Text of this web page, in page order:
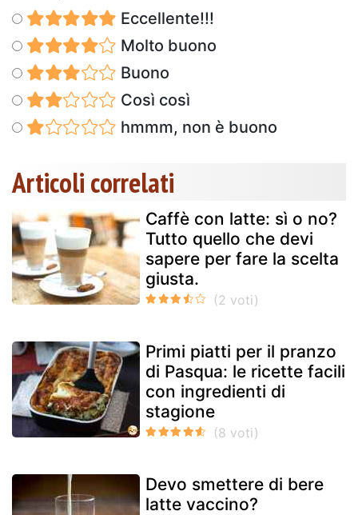
Eccellente!!!
Molto buono
Buono
Così così
hmmm, non è buono
Articoli correlati
Caffè con latte: sì o no?
Tutto quello che devi
sapere per fare la scelta
giusta.
Primi piatti per il pranzo
di Pasqua: le ricette facili
con ingredienti di
stagione
Devo smettere di bere
latte vaccino?